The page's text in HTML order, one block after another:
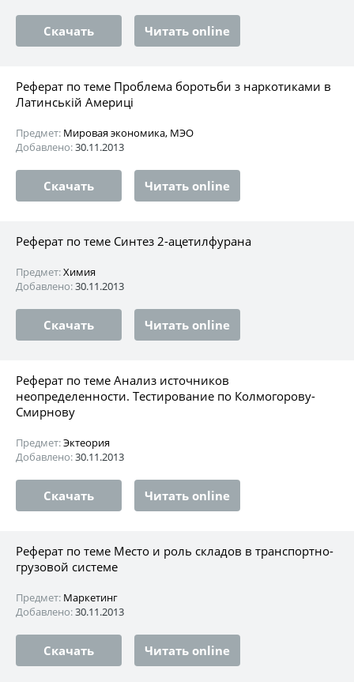
Скачать Читать online
Реферат по теме Проблема боротьби з наркотиками в
Латинській Америці
Предмет: Мировая экономика, МЭО
Добавлено:30.11.2013
Скачать Читать online
Реферат по теме Синтез 2-ацетилфурана
Предмет:Химия
Добавлено:30.11.2013
Скачать Читать online
Реферат по теме Анализ источников
неопределенности. Тестирование по Колмогорову-
Смирнову
Предмет:Эктеория
Добавлено:30.11.2013
Скачать Читать online
Реферат по теме Место и роль складов в транспортно-
грузовой системе
Предмет: Маркетинг
Добавлено:30.11.2013
Скачать Читать online